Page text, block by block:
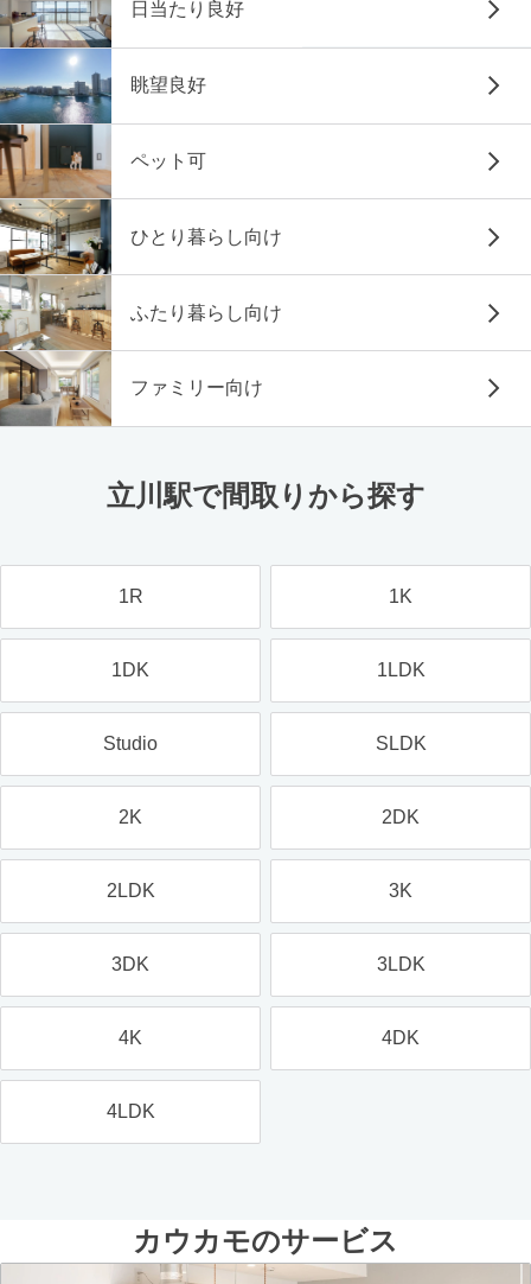
日当たり良好
眺望良好
ペット可
ひとり暮らし向け
ふたり暮らし向け
ファミリー向け
立川駅で間取りから探す
1R 1K
1DK 1LDK
Studio SLDK
2K 2DK
2LDK 3K
3DK 3LDK
4K 4DK
4LDK
カウカモのサービス